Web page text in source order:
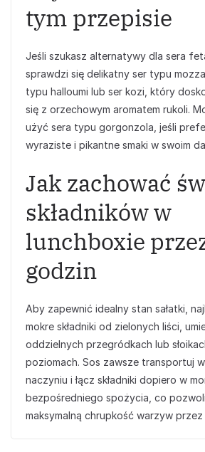
tym przepisie
Jeśli szukasz alternatywy dla sera
sprawdzi się delikatny ser typu
typu halloumi lub ser kozi, który
się z orzechowym aromatem rukoli.
użyć sera typu gorgonzola, jeśli
wyraziste i pikantne smaki w swoim
Jak zachować
składników w
lunchboxie
godzin
Aby zapewnić idealny stan sałatki,
mokre składniki od zielonych liści,
oddzielnych przegródkach lub
poziomach. Sos zawsze transportuj
naczyniu i łącz składniki dopiero w
bezpośredniego spożycia, co
maksymalną chrupkość warzyw